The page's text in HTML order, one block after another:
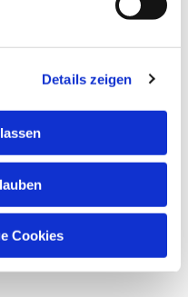
Details zeigen
Cookies